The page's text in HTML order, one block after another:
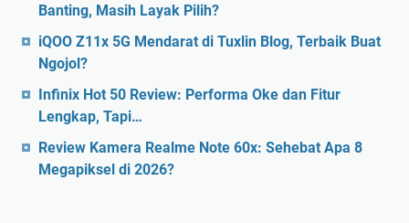
Banting, Masih Layak Pilih?
iQOO Z11x 5G Mendarat di Tuxlin Blog, Terbaik Buat
Ngojol?
Infinix Hot 50 Review: Performa Oke dan Fitur
Lengkap, Tapi…
Review Kamera Realme Note 60x: Sehebat Apa 8
Megapiksel di 2026?